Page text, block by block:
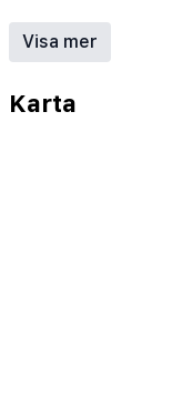
Hotellet erbjuder
en designad med
möbler. Alla rum
Visa mer
Karta